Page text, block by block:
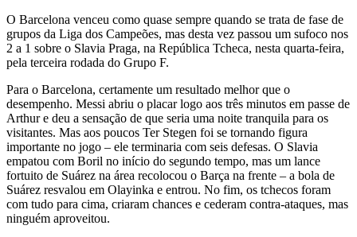
O Barcelona venceu como quase sempre quando se trata de fase de
grupos da Liga dos Campeões, mas desta vez passou um sufoco nos
2 a 1 sobre o Slavia Praga, na República Tcheca, nesta quarta-feira,
pela terceira rodada do Grupo F.
Para o Barcelona, certamente um resultado melhor que o
desempenho. Messi abriu o placar logo aos três minutos em passe de
Arthur e deu a sensação de que seria uma noite tranquila para os
visitantes. Mas aos poucos Ter Stegen foi se tornando figura
importante no jogo – ele terminaria com seis defesas. O Slavia
empatou com Boril no início do segundo tempo, mas um lance
fortuito de Suárez na área recolocou o Barça na frente – a bola de
Suárez resvalou em Olayinka e entrou. No fim, os tchecos foram
com tudo para cima, criaram chances e cederam contra-ataques, mas
ninguém aproveitou.